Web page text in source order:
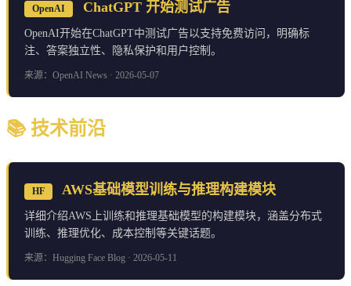
OpenAI ChatGPT 开始测试广告
OpenAI开始在ChatGPT中测试广告以支持免费访问，明确标
注、答案独立性、隐私保护和用户控制。
来源：OpenAI News · 2026-05-07
📚 技术前沿
HF AWS基础模型训练与推理构建模块
详细介绍AWS上训练和推理基础模型的构建模块，涵盖分布式
训练、推理优化、成本控制等关键话题。
来源：Hugging Face Blog · 2026-05-11